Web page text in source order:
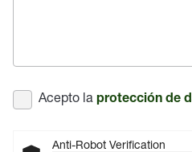
Acepto la protección de
Anti-Robot Verification